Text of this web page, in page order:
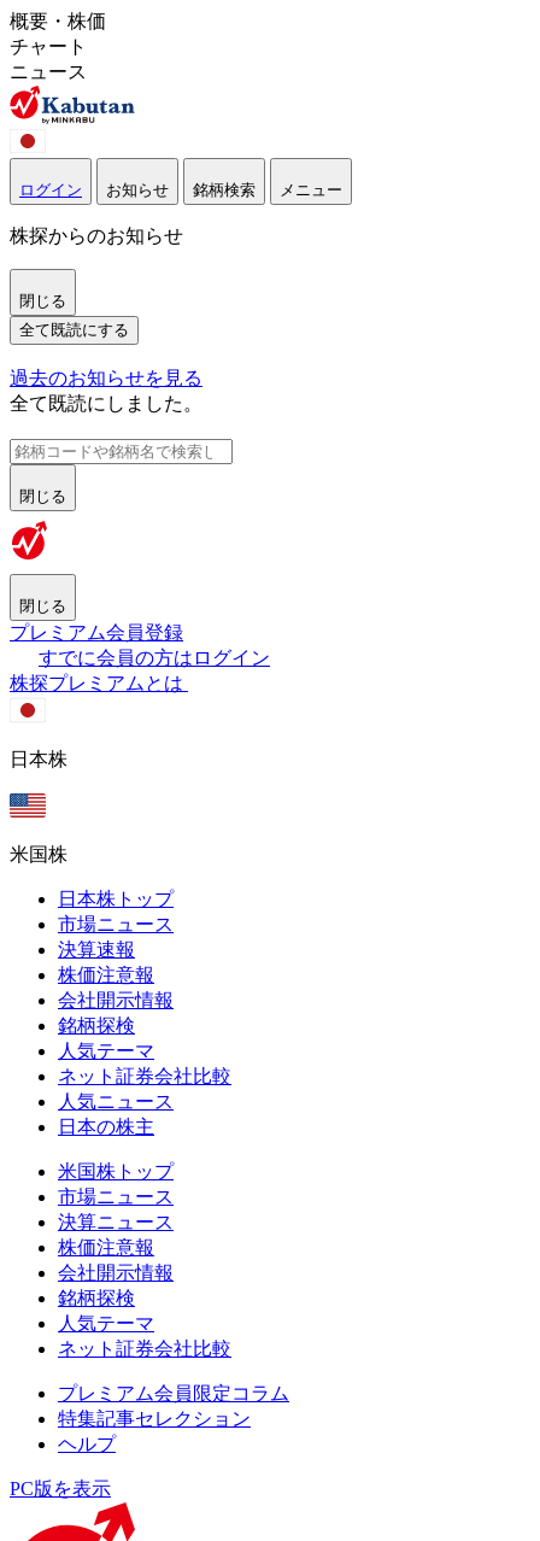
概要・株価
チャート
ニュース
ログイン お知らせ 銘柄検索 メニュー
株探からのお知らせ
閉じる
全て既読にする
過去のお知らせを見る
全て既読にしました。
閉じる
閉じる
プレミアム会員登録
すでに会員の方はログイン
株探プレミアムとは
日本株
米国株
日本株トップ
市場ニュース
決算速報
株価注意報
会社開示情報
銘柄探検
人気テーマ
ネット証券会社比較
人気ニュース
日本の株主
米国株トップ
市場ニュース
決算ニュース
株価注意報
会社開示情報
銘柄探検
人気テーマ
ネット証券会社比較
プレミアム会員限定コラム
特集記事セレクション
ヘルプ
PC版を表示